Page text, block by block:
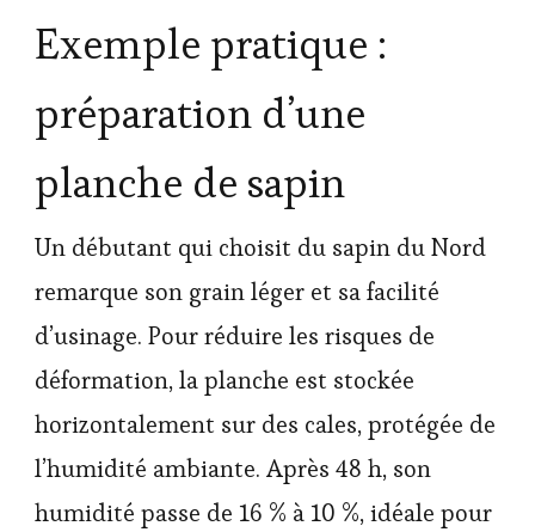
Exemple pratique :
préparation d’une
planche de sapin
Un débutant qui choisit du sapin du Nord
remarque son grain léger et sa facilité
d’usinage. Pour réduire les risques de
déformation, la planche est stockée
horizontalement sur des cales, protégée de
l’humidité ambiante. Après 48 h, son
humidité passe de 16 % à 10 %, idéale pour